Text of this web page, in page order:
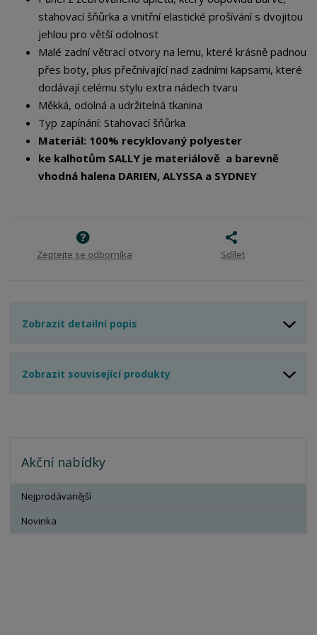
stahovací šňůrka a vnitřní elastické prošívání s dvojitou
jehlou pro větší odolnost
Malé zadní větrací otvory na lemu, které krásně padnou
přes boty, plus přečnívající nad zadními kapsami, které
dodávají celému stylu extra nádech tvaru
Měkká, odolná a udržitelná tkanina
Typ zapínání: Stahovací šňůrka
Materiál: 100% recyklovaný polyester
ke kalhotům SALLY je materiálově a barevně
vhodná halena DARIEN, ALYSSA a SYDNEY
Zeptejte se odborníka Sdílet
Zobrazit detailní popis
Zobrazit související produkty
Akční nabídky
Nejprodávanější
Novinka